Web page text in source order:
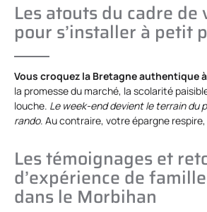
Les atouts du cadre de
pour s’installer à petit
Vous croquez la Bretagne authentique
la promesse du marché, la scolarité
louche. Le week-end devient le terrain du
rando. Au contraire, votre épargne
Les témoignages et
d’expérience de
dans le Morbihan